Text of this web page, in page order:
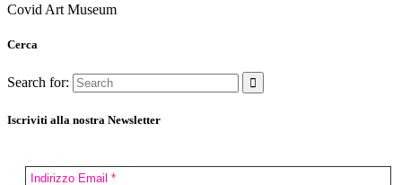
Covid Art Museum
Cerca
Search for:
Iscriviti alla nostra Newsletter